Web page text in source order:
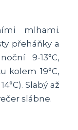
mlhami.
přeháňky a
9-13°C,
kolem 19°C,
Slabý až
slábne.